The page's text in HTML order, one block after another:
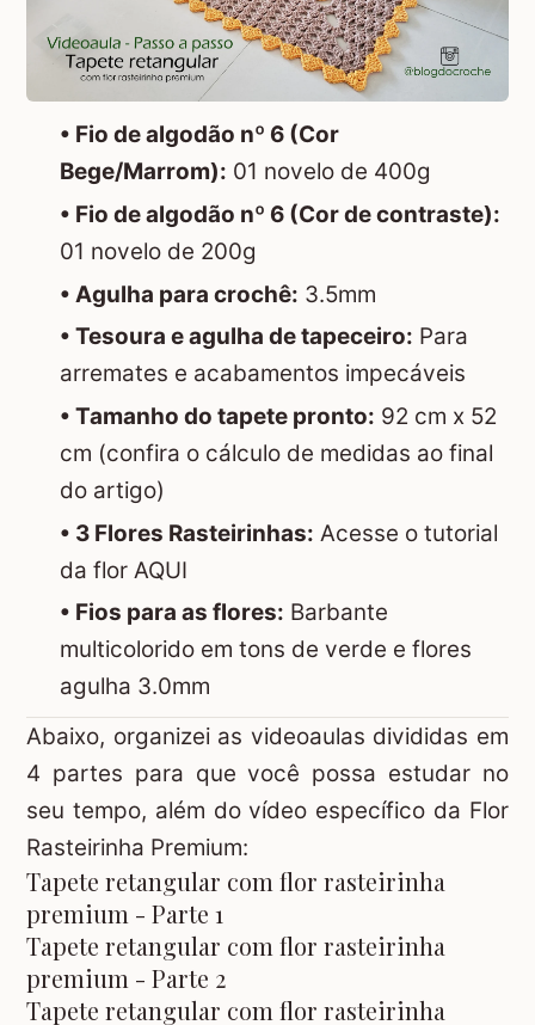
• Fio de algodão nº 6 (Cor
Bege/Marrom): 01 novelo de 400g
• Fio de algodão nº 6 (Cor de contraste):
01 novelo de 200g
• Agulha para crochê: 3.5mm
• Tesoura e agulha de tapeceiro: Para
arremates e acabamentos impecáveis
• Tamanho do tapete pronto: 92 cm x 52
cm (confira o cálculo de medidas ao final
do artigo)
• 3 Flores Rasteirinhas: Acesse o tutorial
da flor AQUI
• Fios para as flores: Barbante
multicolorido em tons de verde e flores
agulha 3.0mm
Abaixo, organizei as videoaulas divididas em
4 partes para que você possa estudar no
seu tempo, além do vídeo específico da Flor
Rasteirinha Premium:
Tapete retangular com flor rasteirinha
premium - Parte 1
Tapete retangular com flor rasteirinha
premium - Parte 2
Tapete retangular com flor rasteirinha